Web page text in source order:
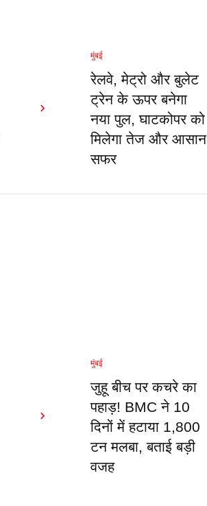
मुंबई
रेलवे, मेट्रो और बुलेट
ट्रेन के ऊपर बनेगा
नया पुल, घाटकोपर को
मिलेगा तेज और आसान
सफर
मुंबई
जुहू बीच पर कचरे का
पहाड़! BMC ने 10
दिनों में हटाया 1,800
टन मलबा, बताई बड़ी
वजह